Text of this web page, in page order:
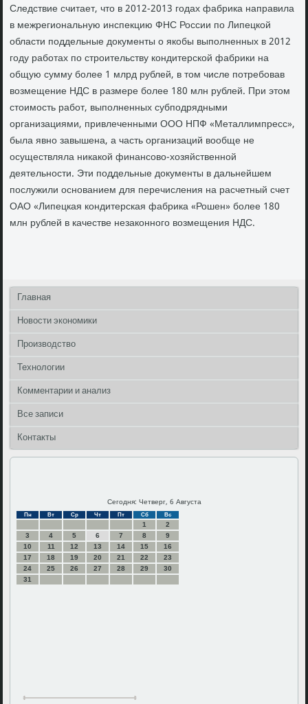
Следствие считает, что в 2012-2013 годах фабрика направила
в межрегиональную инспекцию ФНС России по Липецкой
области поддельные документы о якобы выполненных в 2012
году работах по строительству кондитерской фабрики на
общую сумму более 1 млрд рублей, в том числе потребовав
возмещение НДС в размере более 180 млн рублей. При этом
стоимость работ, выполненных субподрядными
организациями, привлеченными ООО НПФ «Металлимпресс»,
была явно завышена, а часть организаций вообще не
осуществляла никакой финансово-хозяйственной
деятельности. Эти поддельные документы в дальнейшем
послужили основанием для перечисления на расчетный счет
ОАО «Липецкая кондитерская фабрика «Рошен» более 180
млн рублей в качестве незаконного возмещения НДС.
Главная
Новости экономики
Производство
Технологии
Комментарии и анализ
Все записи
Контакты
Сегодня: Четверг, 6 Августа
Пн Вт Ср Чт Пт Сб Вс
1
2
3
4 5 6 7 8
9
10
11 12 13 14 15
16
17
18 19 20 21 22
23
24
25 26 27 28 29
30
31